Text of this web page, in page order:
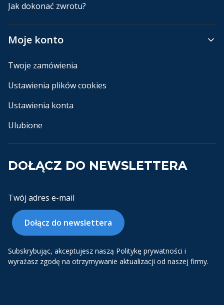
Jak dokonać zwrotu?
Moje konto
Twoje zamówienia
Ustawienia plików cookies
Ustawienia konta
Ulubione
DOŁĄCZ DO NEWSLETTERA
Twój adres e-mail
Dołącz do newslettera
Subskrybując, akceptujesz naszą Politykę prywatności i
wyrażasz zgodę na otrzymywanie aktualizacji od naszej firmy.